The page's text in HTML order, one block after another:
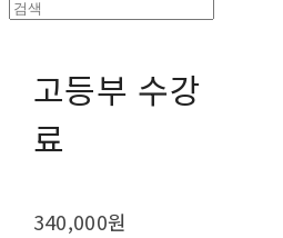
고등부 수강
료
340,000원